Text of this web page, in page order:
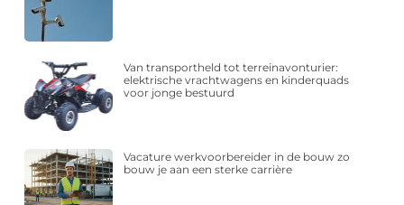
Van transportheld tot terreinavonturier:
elektrische vrachtwagens en kinderquads
voor jonge bestuurd
Vacature werkvoorbereider in de bouw zo
bouw je aan een sterke carrière